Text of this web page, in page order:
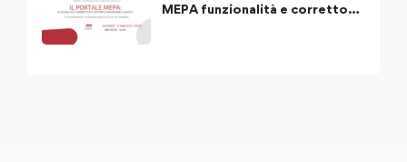
MEPA funzionalità e corretto